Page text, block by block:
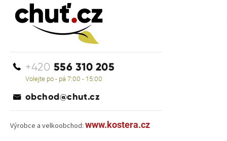
+420 556 310 205
Volejte po - pá 7:00 - 15:00
obchod@chut.cz
Výrobce a velkoobchod: www.kostera.cz